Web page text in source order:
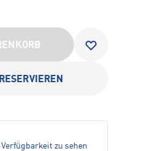
zu sehen